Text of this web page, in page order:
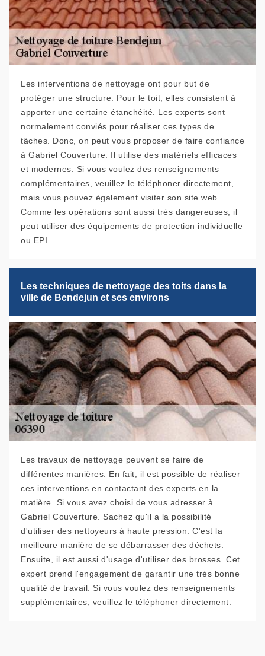
Les interventions de nettoyage ont pour but de
protéger une structure. Pour le toit, elles consistent à
apporter une certaine étanchéité. Les experts sont
normalement conviés pour réaliser ces types de
tâches. Donc, on peut vous proposer de faire confiance
à Gabriel Couverture. Il utilise des matériels efficaces
et modernes. Si vous voulez des renseignements
complémentaires, veuillez le téléphoner directement,
mais vous pouvez également visiter son site web.
Comme les opérations sont aussi très dangereuses, il
peut utiliser des équipements de protection individuelle
ou EPI.
Les techniques de nettoyage des toits dans la
ville de Bendejun et ses environs
Les travaux de nettoyage peuvent se faire de
différentes manières. En fait, il est possible de réaliser
ces interventions en contactant des experts en la
matière. Si vous avez choisi de vous adresser à
Gabriel Couverture. Sachez qu'il a la possibilité
d'utiliser des nettoyeurs à haute pression. C'est la
meilleure manière de se débarrasser des déchets.
Ensuite, il est aussi d'usage d'utiliser des brosses. Cet
expert prend l'engagement de garantir une très bonne
qualité de travail. Si vous voulez des renseignements
supplémentaires, veuillez le téléphoner directement.